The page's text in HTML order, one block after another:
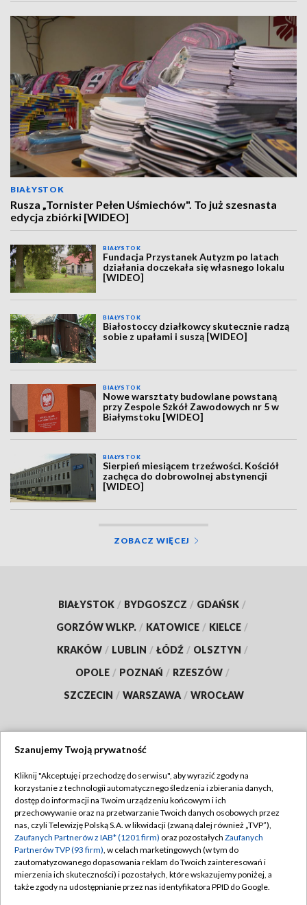
BIAŁYSTOK
Rusza „Tornister Pełen Uśmiechów". To już szesnasta
edycja zbiórki [WIDEO]
BIAŁYSTOK
Fundacja Przystanek Autyzm po latach
działania doczekała się własnego lokalu
[WIDEO]
BIAŁYSTOK
Białostoccy działkowcy skutecznie radzą
sobie z upałami i suszą [WIDEO]
BIAŁYSTOK
Nowe warsztaty budowlane powstaną
przy Zespole Szkół Zawodowych nr 5 w
Białymstoku [WIDEO]
BIAŁYSTOK
Sierpień miesiącem trzeźwości. Kościół
zachęca do dobrowolnej abstynencji
[WIDEO]
ZOBACZ WIĘCEJ
BIAŁYSTOK / BYDGOSZCZ / GDAŃSK /
GORZÓW WLKP. / KATOWICE / KIELCE /
KRAKÓW / LUBLIN / ŁÓDŹ / OLSZTYN /
OPOLE / POZNAŃ / RZESZÓW /
SZCZECIN / WARSZAWA / WROCŁAW
TVP
Abonament TVP
Emisja w TVP
Centrum informacji TVP
Naziemna Telewizja Cyfrowa
Regulamin TVP
Polityka prywatności
Moje zgody
Pomoc
Szanujemy Twoją prywatność
Kliknij "Akceptuję i przechodzę do serwisu", aby wyrazić zgody na
korzystanie z technologii automatycznego śledzenia i zbierania danych,
dostęp do informacji na Twoim urządzeniu końcowym i ich
przechowywanie oraz na przetwarzanie Twoich danych osobowych przez
nas, czyli Telewizję Polską S.A. w likwidacji (zwaną dalej również „TVP”),
Zaufanych Partnerów z IAB* (1201 firm) oraz pozostałych Zaufanych
Partnerów TVP (93 firm), w celach marketingowych (w tym do
zautomatyzowanego dopasowania reklam do Twoich zainteresowań i
mierzenia ich skuteczności) i pozostałych, które wskazujemy poniżej, a
także zgody na udostępnianie przez nas identyfikatora PPID do Google.